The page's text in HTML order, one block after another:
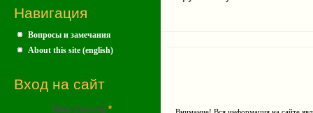
Навигация
Вопросы и замечания
About this site (english)
Вход на сайт
Имя (почта) *